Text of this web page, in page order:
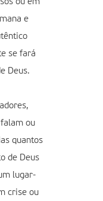
e
se fará
Deus.
ou
quantos
de Deus
lugar-
crise ou